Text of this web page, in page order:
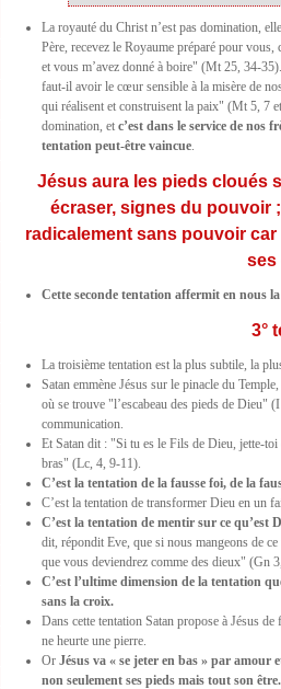
La royauté du Christ n’est pas domination,
Père, recevez le Royaume préparé pour vous,
et vous m’avez donné à boire" (Mt 25, 34-
faut-il avoir le cœur sensible à la misère de
qui réalisent et construisent la paix" (Mt 5, 7
domination, etc’est dans le service de nos
tentation peut-être vaincue.
Jésus aura les pieds cloués
écraser, signes du pouvoir
radicalement sans pouvoir car
ses
Cette seconde tentation affermit en nous
3°
La troisième tentation est la plus subtile, la
Satan emmène Jésus sur le pinacle du
où se trouve "l’escabeau des pieds de Dieu"
communication.
Et Satan dit : "Si tu es le Fils de Dieu, jette-
bras" (Lc, 4, 9-11).
C’est la tentation de la fausse foi, de la
C’est la tentation de transformer Dieu en un
C’est la tentation de mentir sur ce qu’est
dit, répondit Eve, que si nous mangeons de
que vous deviendrez comme des dieux" (Gn
C’est l’ultime dimension de la tentation
sans la croix.
Dans cette tentation Satan propose à Jésus
ne heurte une pierre.
OrJésus va « se jeter en bas » par
non seulement ses pieds mais tout son être.